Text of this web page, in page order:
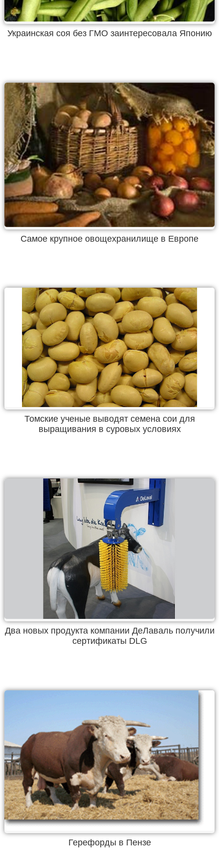
Украинская соя без ГМО заинтересовала Японию
Самое крупное овощехранилище в Европе
Томские ученые выводят семена сои для
выращивания в суровых условиях
Два новых продукта компании ДеЛаваль получили
сертификаты DLG
Герефорды в Пензе